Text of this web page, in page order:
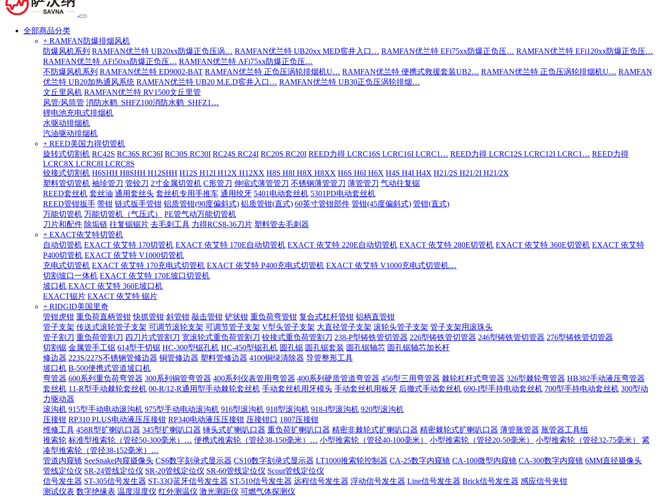
全部商品分类
+ RAMFAN防爆排烟风机
防爆风机系列 RAMFAN优兰特 UB20xx防爆正负压涡… RAMFAN优兰特 UB20xx MED窖井入口… RAMFAN优兰特 EFi75xx防爆正负压… RAMFAN优兰特 EFi120xx防爆正负压…
RAMFAN优兰特 AFi50xx防爆正负压… RAMFAN优兰特 AFi75xx防爆正负压…
不防爆风机系列 RAMFAN优兰特 ED9002-BAT RAMFAN优兰特 正负压涡轮排烟机U… RAMFAN优兰特 便携式救援套装UB2… RAMFAN优兰特 正负压涡轮排烟机U… RAMFAN
优兰特 UB20加热通风系统 RAMFAN优兰特 UB20 M.E.D窖井入口… RAMFAN优兰特 UB30正负压涡轮排烟…
文丘里风机 RAMFAN优兰特 RV1500文丘里管
风管/风筒管 消防水鹤_SHFZ100消防水鹤_SHFZ1…
锂电池充电式排烟机
水驱动排烟机
汽油驱动排烟机
+ REED美国力得切管机
旋转式切割机 RC42S RC36S RC36I RC30S RC30I RC24S RC24I RC20S RC20I REED力得 LCRC16S LCRC16I LCRC1… REED力得 LCRC12S LCRC12I LCRC1… REED力得
LCRC8X LCRC8I LCRC8S
铰接式切割机 H6SHH H8SHH H12SHH H12S H12I H12X H12XX H8S H8I H8X H8XX H6S H6I H6X H4S H4I H4X H21/2S H21/2I H21/2X
塑料管切管机 袖珍管刀 管铰刀 2寸金属切管机 C形管刀 伸缩式薄管管刀 不锈钢薄管管刀 薄管管刀 气动往复锯
REED套丝机 套丝油 通用套丝头 套丝机专用手推车 通用绞牙 5401电动套丝机 5301PD电动套丝机
REED管钳扳手 带钳 链式扳手管钳 铝质管钳(90度偏斜式) 铝质管钳(直式) 60英寸管钳部件 管钳(45度偏斜式) 管钳(直式)
万能切管机 万能切管机（气压式）
PE管气动万能切管机
刀片和配件 除垢链 往复锯锯片 去毛刺工具 力得RCS8-36刀片 塑料管去毛刺器
+ EXACT依艾特切管机
自动切管机 EXACT 依艾特 170切管机 EXACT 依艾特 170E自动切管机 EXACT 依艾特 220E自动切管机 EXACT 依艾特 280E切管机 EXACT 依艾特 360E切管机 EXACT 依艾特
P400切管机 EXACT 依艾特 V1000切管机
充电式切管机 EXACT 依艾特 170充电式切管机 EXACT 依艾特 P400充电式切管机 EXACT 依艾特 V1000充电式切管机…
切割坡口一体机 EXACT 依艾特 170E坡口切管机
坡口机 EXACT 依艾特 360E坡口机
EXACT锯片 EXACT 依艾特 锯片
+ RIDGID美国里奇
管钳虎钳 重负荷直柄管钳 快抓管钳 斜管钳 敲击管钳 铲状钳 重负荷弯管钳 复合式杠杆管钳 铝柄直管钳
管子支架 传送式滚轮管子支架 可调节滚轮支架 可调节管子支架 V型头管子支架 大直径管子支架 滚轮头管子支架 管子支架用滚珠头
管子割刀 重负荷管割刀 四刀片式管割刀 宽滚轮式重负荷管割刀 铰接式重负荷管割刀 238-P型铸铁管切管器 226型铸铁管切管器 246型铸铁管切管器 276型铸铁管切管器
切割锯 金属管手工锯 614型干切锯 HC-300型锯孔机 HC-450型锯孔机 圆孔锯 圆孔锯套装 圆孔锯轴芯 圆孔锯轴芯加长杆
修边器 223S/227S不锈钢管修边器 铜管修边器 塑料管修边器 4100铜绿清除器 导管整形工具
坡口机 B-500便携式管道坡口机
弯管器 600系列重负荷弯管器 300系列铜管弯管器 400系列仪表管用弯管器 400系列硬质管道弯管器 456型三用弯管器 棘轮杠杆式弯管器 326型棘轮弯管器 HB382手动液压弯管器
套丝机 11-R型手动棘轮套丝机 00-R/12-R通用型手动棘轮套丝机 手动套丝机用牙模头 手动套丝机用板牙 后撤式手动套丝机 690-I型手持电动套丝机 700型手持电动套丝机 300型动
力驱动器
滚沟机 915型手动电动滚沟机 975型手动电动滚沟机 916型滚沟机 918型滚沟机 918-I型滚沟机 920型滚沟机
压接钳 RP310 PLUS电动液压压接钳 RP340电动液压压接钳 压接钳口 1807压接钳
维修工具 458R型扩喇叭口器 345型扩喇叭口器 锤头式扩喇叭口器 重负荷扩喇叭口器 精密非棘轮式扩喇叭口器 精密棘轮式扩喇叭口器 薄管胀管器 胀管器工具组
推索轮 标准型推索轮（管径50-300毫米）… 便携式推索轮（管径38-150毫米）… 小型推索轮（管径40-100毫米） 小型推索轮（管径20-50毫米） 小型推索轮（管径32-75毫米）
紧
凑型推索轮（管径38-152毫米）…
管道内窥镜 SeeSnake内窥摄像头 CS6数字刻录式显示器 CS10数字刻录式显示器 LT1000推索轮控制器 CA-25数字内窥镜 CA-100微型内窥镜 CA-300数字内窥镜 6MM直径摄像头
管线定位仪 SR-24管线定位仪 SR-20管线定位仪 SR-60管线定位仪 Scout管线定位仪
信号发生器 ST-305信号发生器 ST-33Q蓝牙信号发生器 ST-510信号发生器 远程信号发生器 浮动信号发生器 Line信号发生器 Brick信号发生器 感应信号夹钳
测试仪表 数字绝缘表 温度湿度仪 红外测温仪 激光测距仪 可燃气体探测仪